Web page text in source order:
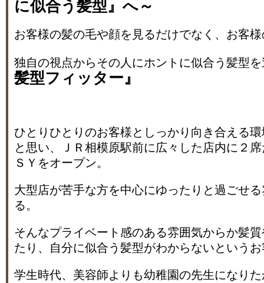
に似合う髪型』へ～
お客様の髪の毛や顔を見るだけでなく、お客
独自の視点からその人にホントに似合う髪型
髪型フィッター』
ひとりひとりのお客様としっかり向き合える
と思い、ＪＲ相模原駅前に広々した店内に２
ＳＹをオープン。
大型店が苦手な方を中心にゆったりと過ごせ
る。
そんなプライベート感のある雰囲気からか髪
たり、自分に似合う髪型がわからないという
学生時代、美容師よりも幼稚園の先生になり